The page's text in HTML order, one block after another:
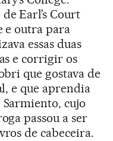
Earl’s Court
e outra para
essas duas
e corrigir os
que gostava de
e que aprendia
cujo
passou a ser
de cabeceira.